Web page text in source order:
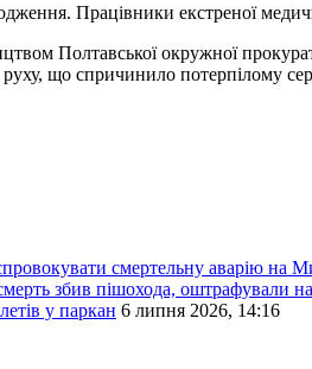
Працівники екстреної
Полтавської окружної
що спричинило потерпілому
смертельну аварію на
збив пішохода, оштрафували
у паркан 6 липня 2026, 14:16